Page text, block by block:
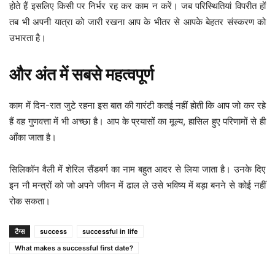
होते हैं इसलिए किसी पर निर्भर रह कर काम न करें। जब परिस्थितियां विपरीत हों
तब भी अपनी यात्रा को जारी रखना आप के भीतर से आपके बेहतर संस्करण को
उभारता है।
और अंत में सबसे महत्वपूर्ण
काम में दिन-रात जुटे रहना इस बात की गारंटी कतई नहीं होती कि आप जो कर रहे
हैं वह गुणवत्ता में भी अच्छा है। आप के प्रयासों का मूल्य, हासिल हुए परिणामों से ही
आँका जाता है।
सिलिकॉन वैली में शेरिल सैंडबर्ग का नाम बहुत आदर से लिया जाता है। उनके दिए
इन नौ मन्त्रों को जो अपने जीवन में ढाल ले उसे भविष्य में बड़ा बनने से कोई नहीं
रोक सकता।
टैग्स success
successful in life
What makes a successful first date?